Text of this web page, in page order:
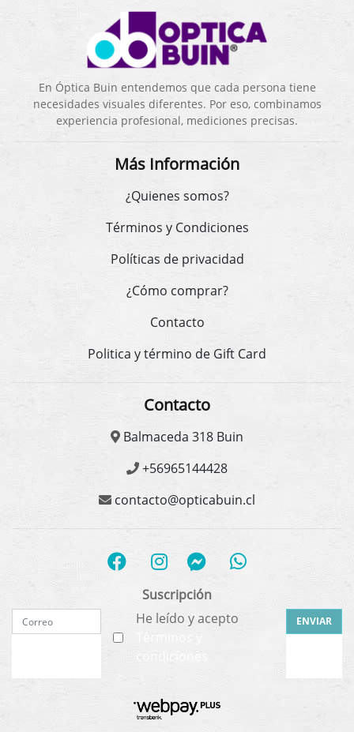
En Óptica Buin entendemos que cada persona tiene
necesidades visuales diferentes. Por eso, combinamos
experiencia profesional, mediciones precisas.
Más Información
¿Quienes somos?
Términos y Condiciones
Políticas de privacidad
¿Cómo comprar?
Contacto
Politica y término de Gift Card
Contacto
Balmaceda 318 Buin
+56965144428
contacto@opticabuin.cl
Suscripción
He leído y acepto
condiciones
ENVIAR